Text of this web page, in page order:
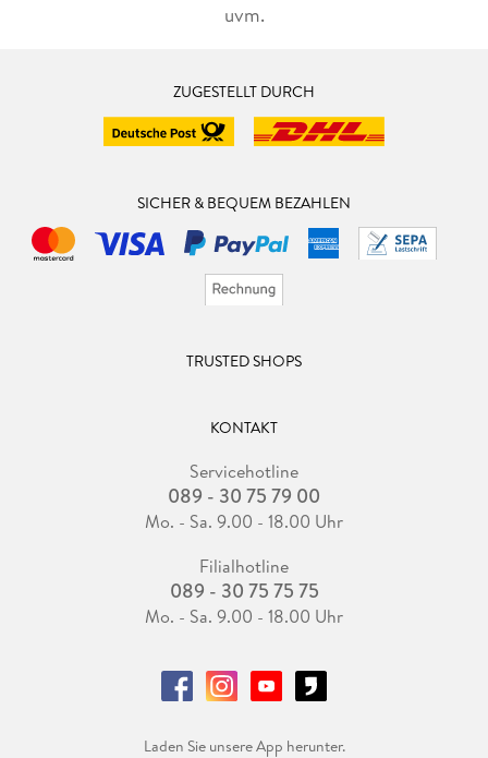
uvm.
ZUGESTELLT DURCH
SICHER & BEQUEM BEZAHLEN
TRUSTED SHOPS
KONTAKT
Servicehotline
089 - 30 75 79 00
Mo. - Sa. 9.00 - 18.00 Uhr
Filialhotline
089 - 30 75 75 75
Mo. - Sa. 9.00 - 18.00 Uhr
Laden Sie unsere App herunter.